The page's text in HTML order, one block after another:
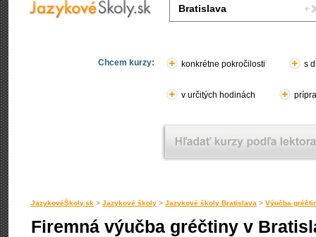
Chcem kurzy: konkrétne pokročilosti s
v určitých hodinách
JazykovéŠkoly.sk > Jazykové školy > Jazykové školy Bratislava > Výučba
Firemná výučba gréčtiny v